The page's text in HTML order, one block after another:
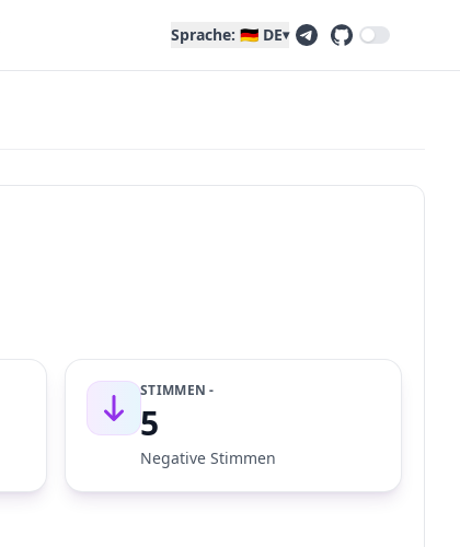
Sprache: 🇩🇪 DE▾
STIMMEN -
5
Negative Stimmen